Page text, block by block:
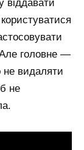
віддавати
головне —
видаляти
не